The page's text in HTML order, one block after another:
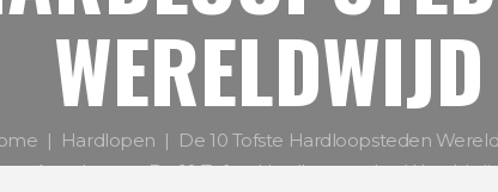
WERELDWIJD
Hardlopen
De 10 Tofste Hardloopsteden
Attachment: De 10 Tofste Hardloopsteden